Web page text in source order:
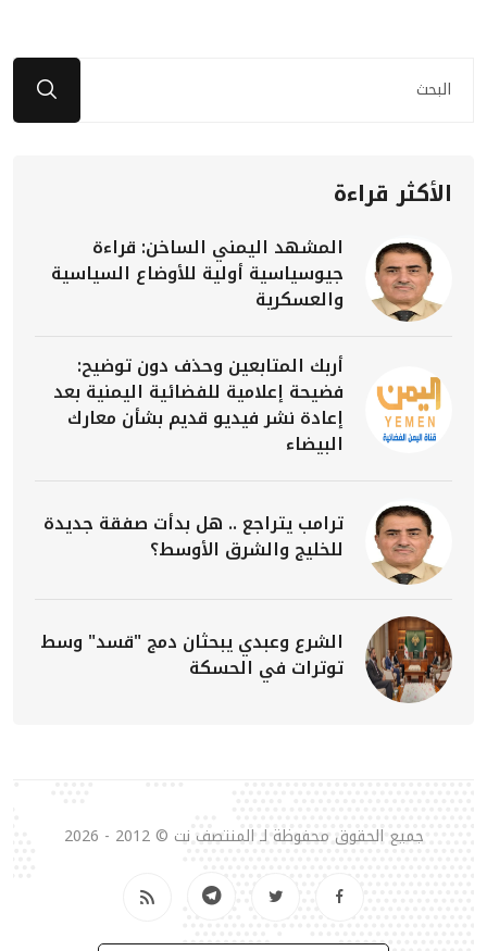
الأكثر قراءة
المشهد اليمني الساخن: قراءة
جيوسياسية أولية للأوضاع السياسية
والعسكرية
أربك المتابعين وحذف دون توضيح:
فضيحة إعلامية للفضائية اليمنية بعد
إعادة نشر فيديو قديم بشأن معارك
البيضاء
ترامب يتراجع .. هل بدأت صفقة جديدة
للخليج والشرق الأوسط؟
الشرع وعبدي يبحثان دمج "قسد" وسط
توترات في الحسكة
جميع الحقوق محفوظة لـ المنتصف نت © 2012 - 2026